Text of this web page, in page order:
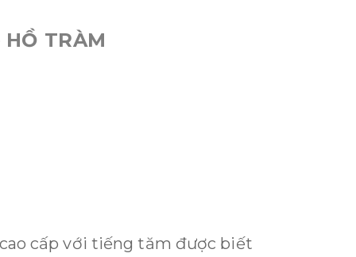
TRÀM
cấp với tiếng tăm được biết